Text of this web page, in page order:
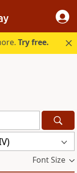
Try free.
Font Size